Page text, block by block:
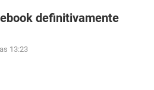
definitivamente
13:23